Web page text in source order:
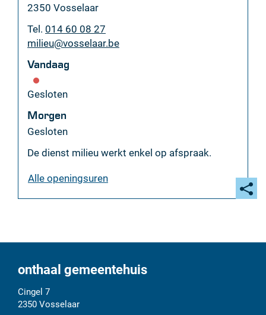
,2350 Vosselaar
Tel. 014 60 08 27
E-
milieu@vosselaar.be
Vandaag
Gesloten
Morgen
Gesloten
De dienst milieu werkt enkel op afspraak.
Alle openingsurenmilieudienst
onthaal gemeentehuis
Adres
Cingel 7
2350 Vosselaar
Tel.
E-
mail